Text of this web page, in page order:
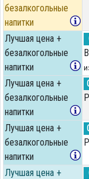
безалкогольные
напитки
Лучшая цена +
безалкогольные
напитки
Лучшая цена +
безалкогольные
напитки
Лучшая цена +
безалкогольные
напитки
Лучшая цена +